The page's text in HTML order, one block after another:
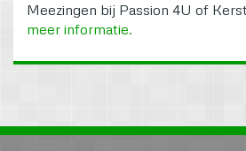
Meezingen bij Passion 4U of
meer informatie.